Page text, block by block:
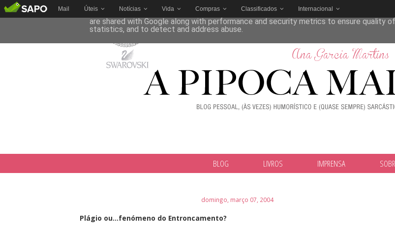
Mail Úteis Notícias Vida Compras Classificados Internacional
BLOG LIVROS IMPRENSA
domingo, março 07, 2004
Plágio ou...fenómeno do Entroncamento?
This site uses cookies from Google to deliver its services and to analyze traffic. Your IP
are shared with Google along with performance and security metrics to ensure quality
statistics, and to detect and address abuse.